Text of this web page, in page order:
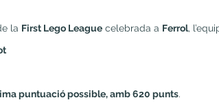
la First Lego League celebrada a Ferrol,
puntuació possible, amb 620 punts.